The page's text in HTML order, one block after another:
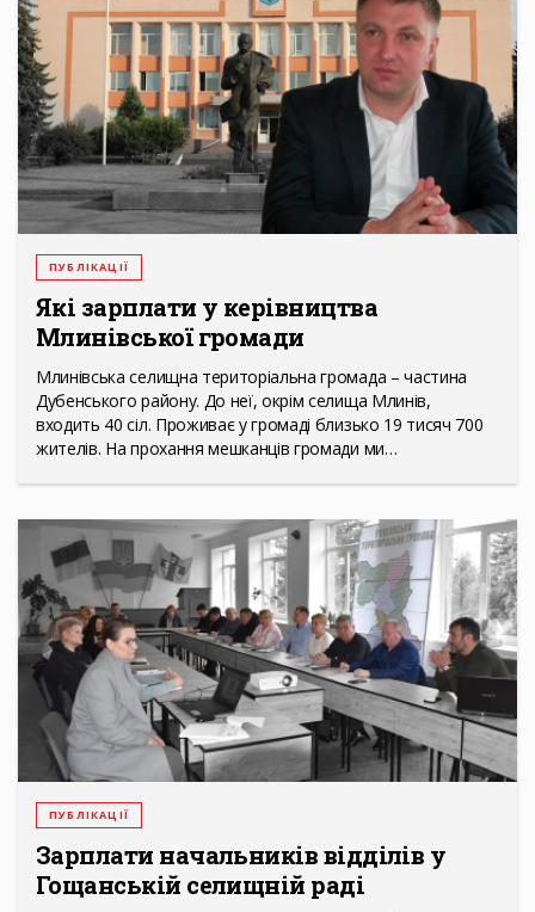
ПУБЛІКАЦІЇ
Які зарплати у керівництва
Млинівської громади
Млинівська селищна територіальна громада – частина
Дубенського району. До неї, окрім селища Млинів,
входить 40 сіл. Проживає у громаді близько 19 тисяч 700
жителів. На прохання мешканців громади ми…
ПУБЛІКАЦІЇ
Зарплати начальників відділів у
Гощанській селищній раді